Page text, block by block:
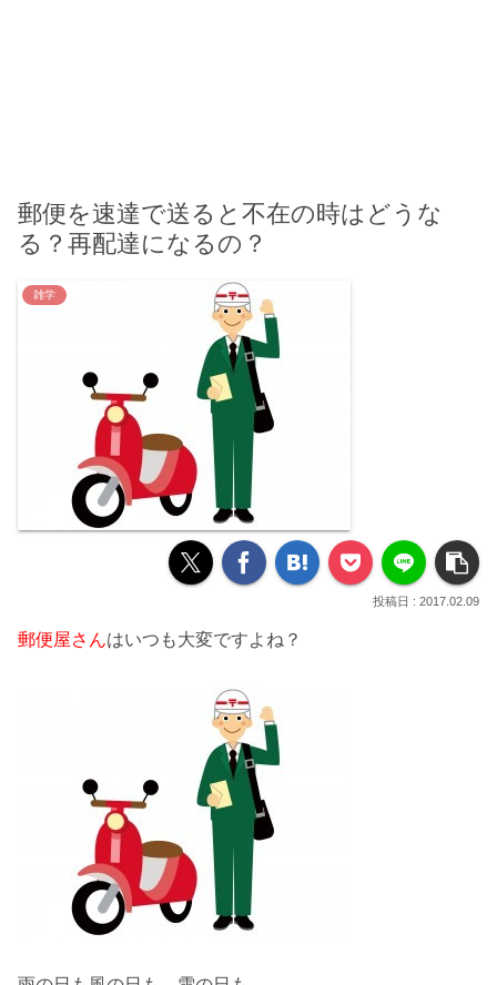
郵便を速達で送ると不在の時はどうな
る？再配達になるの？
雑学
2017.02.09
郵便屋さんはいつも大変ですよね？